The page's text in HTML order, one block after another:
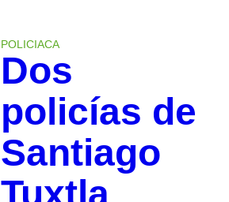
POLICIACA
Dos
policías de
Santiago
Tuxtla